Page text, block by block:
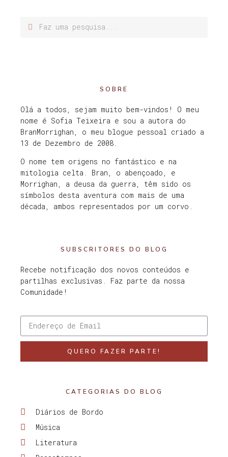
SOBRE
Olá a todos, sejam muito bem-vindos! O meu
nome é Sofia Teixeira e sou a autora do
BranMorrighan, o meu blogue pessoal criado a
13 de Dezembro de 2008.
O nome tem origens no fantástico e na
mitologia celta. Bran, o abençoado, e
Morrighan, a deusa da guerra, têm sido os
símbolos desta aventura com mais de uma
década, ambos representados por um corvo.
SUBSCRITORES DO BLOG
Recebe notificação dos novos conteúdos e
partilhas exclusivas. Faz parte da nossa
Comunidade!
QUERO FAZER PARTE!
CATEGORIAS DO BLOG
Diários de Bordo
Música
Literatura